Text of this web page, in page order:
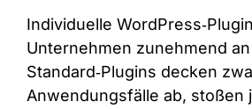
Individuelle
Unternehmen zunehmend
Standard‑Plugins decken
Anwendungsfälle ab, stoßen